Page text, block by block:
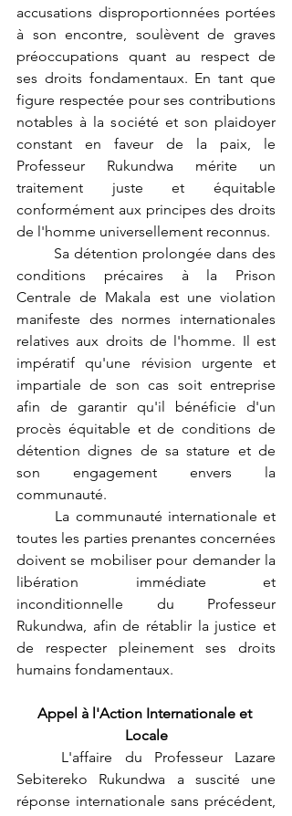
accusations disproportionnées portées
à son encontre, soulèvent de graves
préoccupations quant au respect de
ses droits fondamentaux. En tant que
figure respectée pour ses contributions
notables à la société et son plaidoyer
constant en faveur de la paix, le
Professeur Rukundwa mérite un
traitement juste et équitable
conformément aux principes des droits
de l'homme universellement reconnus.
conditions précaires à la Prison
Centrale de Makala est une violation
manifeste des normes internationales
relatives aux droits de l'homme. Il est
impératif qu'une révision urgente et
impartiale de son cas soit entreprise
afin de garantir qu'il bénéficie d'un
procès équitable et de conditions de
détention dignes de sa stature et de
son engagement envers la
communauté.
toutes les parties prenantes concernées
doivent se mobiliser pour demander la
libération immédiate et
inconditionnelle du Professeur
Rukundwa, afin de rétablir la justice et
de respecter pleinement ses droits
humains fondamentaux.
Appel à l'Action Internationale et
Locale
Sebitereko Rukundwa a suscité une
réponse internationale sans précédent,